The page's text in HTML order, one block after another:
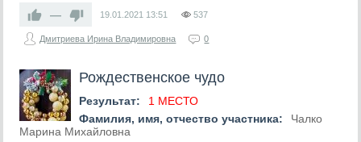
— 19.01.2021 13:51 537
Дмитриева Ирина Владимировна 0
Рождественское чудо
Результат:
1 МЕСТО
Фамилия, имя, отчество участника:
Чалко
Марина Михайловна